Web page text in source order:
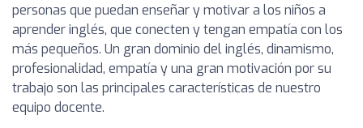
personas que puedan enseñar y motivar a los niños a
aprender inglés, que conecten y tengan empatía con los
más pequeños. Un gran dominio del inglés, dinamismo,
profesionalidad, empatía y una gran motivación por su
trabajo son las principales características de nuestro
equipo docente.